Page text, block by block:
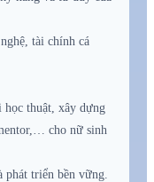
tài chính cá
học thuật, xây dựng
cho nữ sinh
phát triển bền vững.